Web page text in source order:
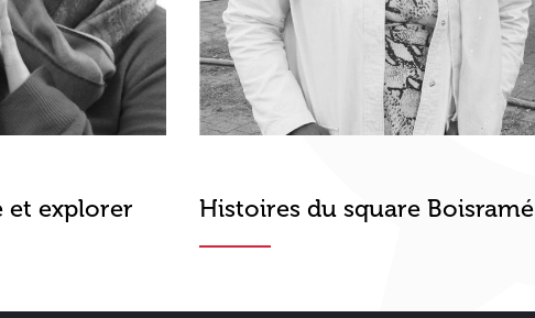
et explorer
Histoires du square Boisramé